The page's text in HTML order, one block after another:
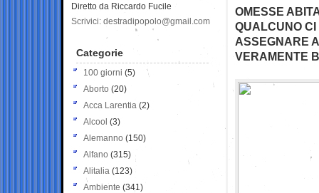
OMESSE
QUALCUNO CI
ASSEGNARE
VERAMENTE
Diretto da Riccardo Fucile
Scrivici: destradipopolo@gmail.com
Categorie
100 giorni (5)
Aborto (20)
Acca Larentia (2)
Alcool (3)
Alemanno (150)
Alfano (315)
Alitalia (123)
Ambiente (341)